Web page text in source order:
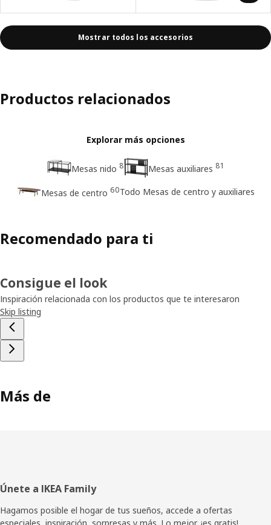
Mostrar todos los accesorios
Productos relacionados
Explorar más opciones
Mesas nido 8 Mesas auxiliares 81
Mesas de centro 60Todo Mesas de centro y auxiliares
Recomendado para ti
Consigue el look
Inspiración relacionada con los productos que te interesaron
Skip listing
Más de
Pie
de
Únete a IKEA Family
Hagamos posible el hogar de tus sueños, accede a ofertas
especiales, inspiración, sorpresas y más. Lo mejor, ¡es gratis!